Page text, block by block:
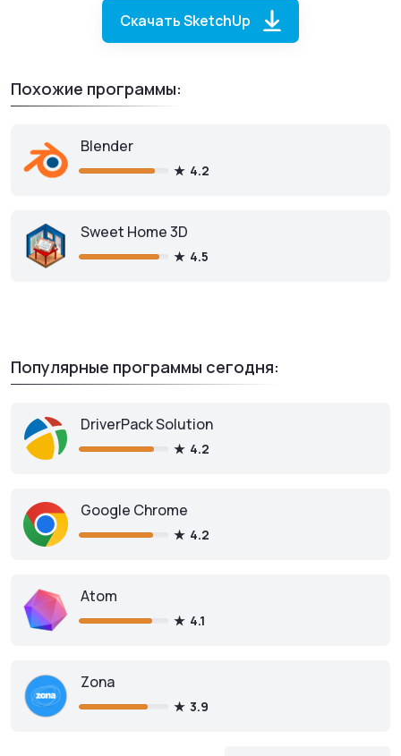
Скачать SketchUp
Похожие программы:
Blender
4.2
Sweet Home 3D
4.5
Популярные программы сегодня:
DriverPack Solution
4.2
Google Chrome
4.2
Atom
4.1
Zona
3.9
SketchUp
Скачать бесплатно